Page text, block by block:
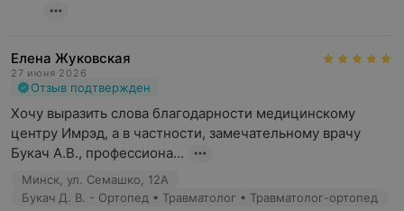
Елена Жуковская
27 июня 2026
Отзыв подтвержден
Хочу выразить слова благодарности медицинскому
центру Имрэд, а в частности, замечательному врачу
Букач А.В., профессиона...
Минск, ул. Семашко, 12А
Букач Д. В. - Ортопед • Травматолог • Травматолог-ортопед